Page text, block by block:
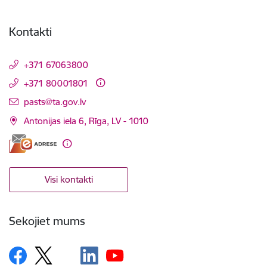
Kontakti
+371 67063800
+371 80001801
E-pasts:
pasts@ta.gov.lv
Antonijas iela 6, Rīga, LV - 1010
Visi kontakti
Sekojiet mums